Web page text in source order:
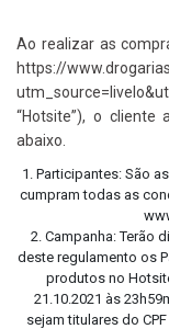
Ao realizar as
https://
“Hotsite”), o cliente
abaixo.
1. Participantes: São
cumpram todas as
2. Campanha: Terão
deste regulamento os
produtos no
21.10.2021 às
sejam titulares do